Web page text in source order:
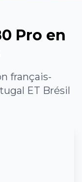
Pro en
français-
ET Brésil